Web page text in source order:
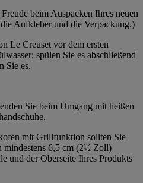
beim Auspacken Ihres neuen
Aufkleber und die Verpackung.)
Le Creuset vor dem ersten
spülen Sie es abschließend
Sie es.
Sie beim Umgang mit heißen
mit Grillfunktion sollten Sie
mindestens 6,5 cm (2½ Zoll)
und der Oberseite Ihres Produkts